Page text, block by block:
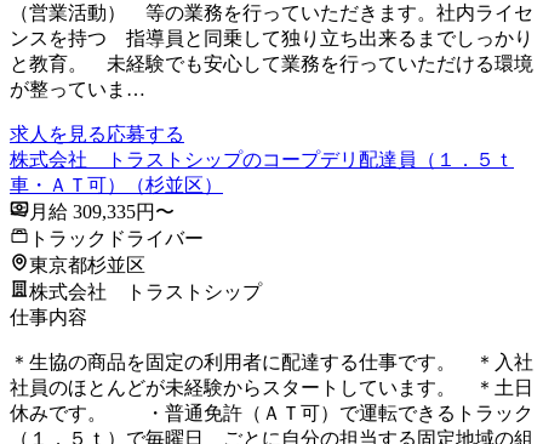
（営業活動） 等の業務を行っていただきます。社内ライセ
ンスを持つ 指導員と同乗して独り立ち出来るまでしっかり
と教育。 未経験でも安心して業務を行っていただける環境
が整っていま…
求人を見る応募する
株式会社 トラストシップのコープデリ配達員（１．５ｔ
車・ＡＴ可）（杉並区）
月給 309,335円〜
トラックドライバー
東京都杉並区
株式会社 トラストシップ
仕事内容
＊生協の商品を固定の利用者に配達する仕事です。 ＊入社
社員のほとんどが未経験からスタートしています。 ＊土日
休みです。 ・普通免許（ＡＴ可）で運転できるトラック
（１．５ｔ）で毎曜日 ごとに自分の担当する固定地域の組